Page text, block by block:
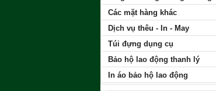
Các mặt hàng khác
Dịch vụ thêu - In - May
Túi đựng dụng cụ
Bảo hộ lao động thanh lý
In áo bảo hộ lao động